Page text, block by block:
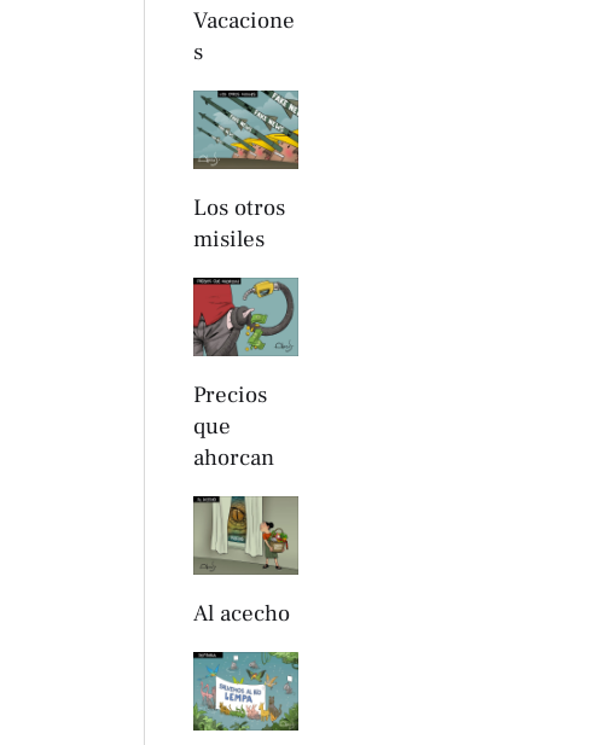
Vacacione
s
Los otros
misiles
Precios
que
ahorcan
Al acecho